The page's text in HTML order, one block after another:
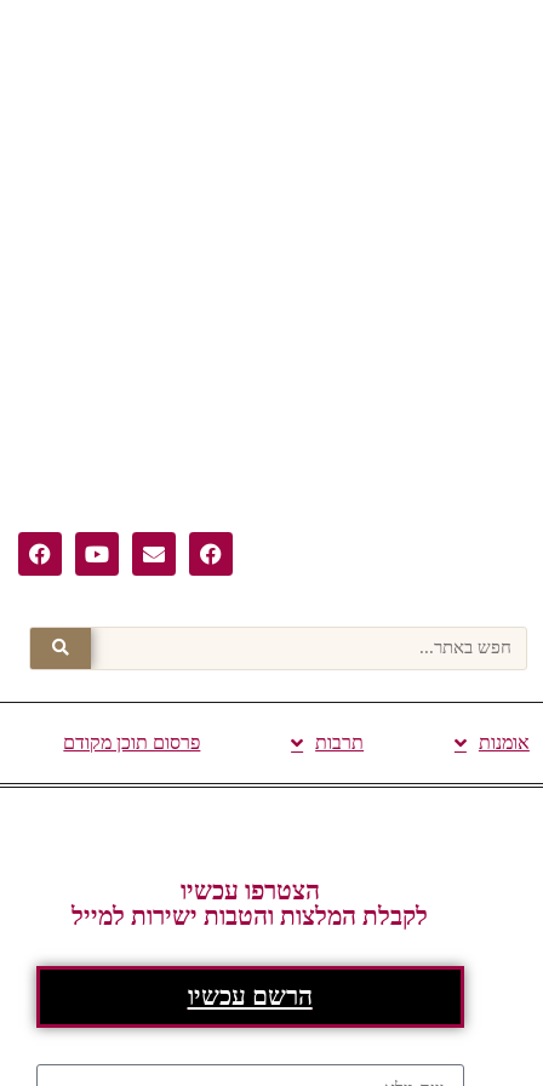
אומנות תרבות פרסום תוכן מקודם
הצטרפו עכשיו
לקבלת המלצות והטבות ישירות למייל
הרשם עכשיו